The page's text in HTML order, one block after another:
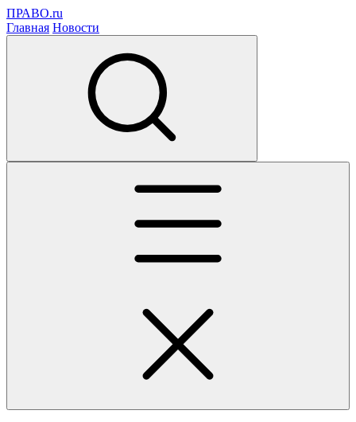
ПРАВО.ru
Главная Новости